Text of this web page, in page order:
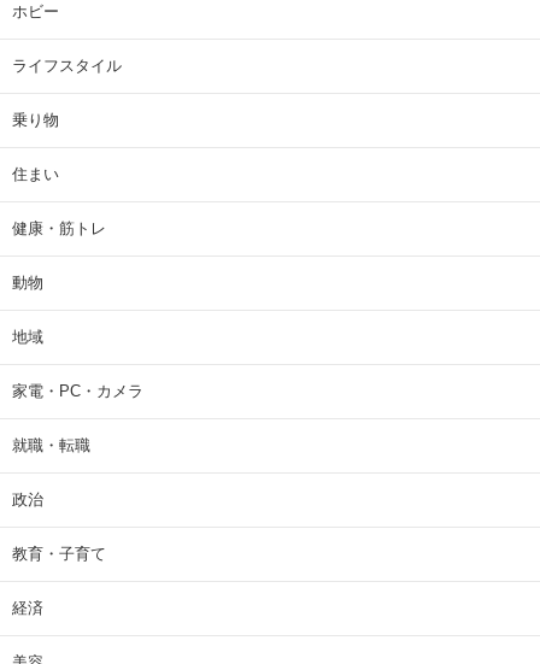
ホビー
ライフスタイル
乗り物
住まい
健康・筋トレ
動物
地域
家電・PC・カメラ
就職・転職
政治
教育・子育て
経済